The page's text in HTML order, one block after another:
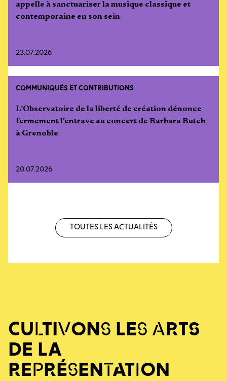
appelle à sanctuariser la musique classique et
contemporaine en son sein
23.07.2026
COMMUNIQUÉS ET CONTRIBUTIONS
L’Observatoire de la liberté de création dénonce
fermement l’entrave au concert de Barbara Butch
à Grenoble
20.07.2026
Toutes les actualités
CULTIVONS LES ARTS
DE LA
REPRÉSENTATION